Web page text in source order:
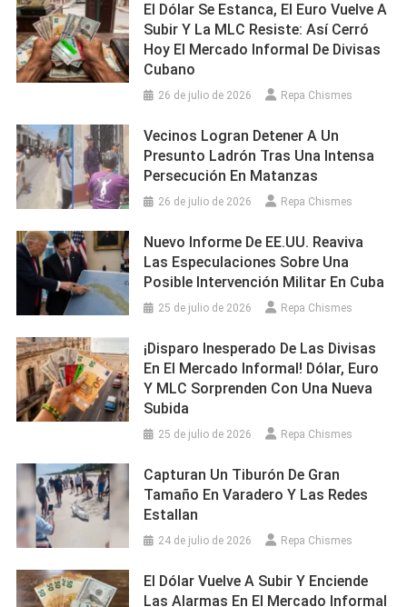
El Dólar Se Estanca, El Euro Vuelve A
Subir Y La MLC Resiste: Así Cerró
Hoy El Mercado Informal De Divisas
Cubano
26 de julio de 2026 Repa Chismes
Vecinos Logran Detener A Un
Presunto Ladrón Tras Una Intensa
Persecución En Matanzas
26 de julio de 2026 Repa Chismes
Nuevo Informe De EE.UU. Reaviva
Las Especulaciones Sobre Una
Posible Intervención Militar En Cuba
25 de julio de 2026 Repa Chismes
¡Disparo Inesperado De Las Divisas
En El Mercado Informal! Dólar, Euro
Y MLC Sorprenden Con Una Nueva
Subida
25 de julio de 2026 Repa Chismes
Capturan Un Tiburón De Gran
Tamaño En Varadero Y Las Redes
Estallan
24 de julio de 2026 Repa Chismes
El Dólar Vuelve A Subir Y Enciende
Las Alarmas En El Mercado Informal